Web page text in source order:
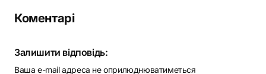
Коментарі
Залишити відповідь:
Ваша e-mail адреса не оприлюднюватиметься